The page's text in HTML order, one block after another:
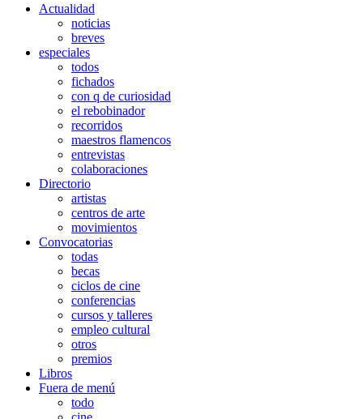
Actualidad
noticias
breves
especiales
todos
fichados
con q de curiosidad
el rebobinador
recorridos
maestros flamencos
entrevistas
colaboraciones
Directorio
artistas
centros de arte
movimientos
Convocatorias
todas
becas
ciclos de cine
conferencias
cursos y talleres
empleo cultural
otros
premios
Libros
Fuera de menú
todo